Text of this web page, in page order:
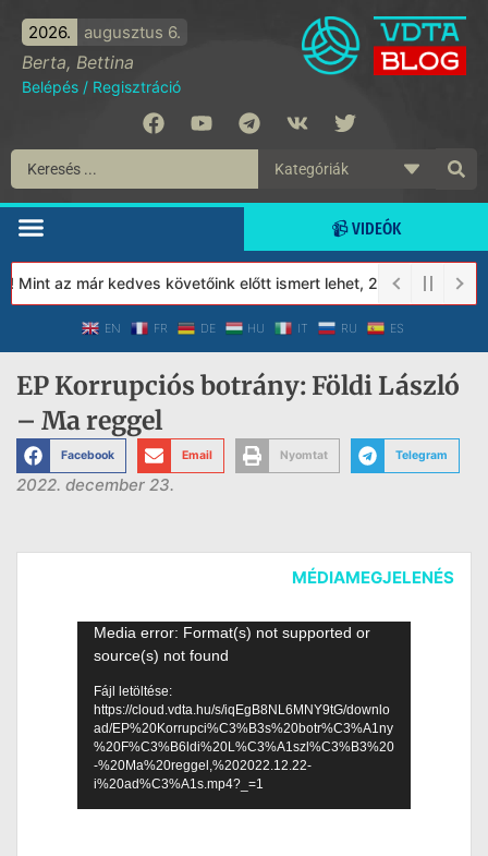
2026. augusztus 6.
Berta, Bettina
Belépés / Regisztráció
📹 VIDEÓK
az már kedves követőink előtt ismert lehet, 2023-tól a
EN FR DE HU IT RU ES
EP Korrupciós botrány: Földi László
– Ma reggel
Facebook Email Nyomtat Telegram
2022. december 23.
MÉDIAMEGJELENÉS
Videólejátszó
Media error: Format(s) not supported or
source(s) not found
Fájl letöltése:
https://cloud.vdta.hu/s/iqEgB8NL6MNY9tG/downlo
ad/EP%20Korrupci%C3%B3s%20botr%C3%A1ny
%20F%C3%B6ldi%20L%C3%A1szl%C3%B3%20
-%20Ma%20reggel,%202022.12.22-
i%20ad%C3%A1s.mp4?_=1